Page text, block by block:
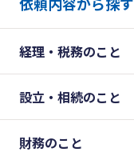
経理・税務のこと
設立・相続のこと
財務のこと